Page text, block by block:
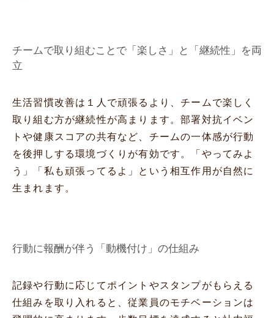
チームで取り組むことで「楽しさ」と「継続性」を両
立
生活習慣改善は１人で頑張るより、チームで楽しく
取り組む方が継続性が高まります。部署対抗イベン
トや健康スコアの共有など、チームの一体感が行動
を後押しする環境づくりが有効です。「やってみよ
う」「私も頑張ってるよ」という相互作用が自然に
生まれます。
行動に報酬が伴う「動機付け」の仕組み
記録や行動に応じてポイントやスタンプがもらえる
仕組みを取り入れると、従業員のモチベーションは